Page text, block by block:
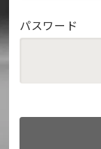
パスワード